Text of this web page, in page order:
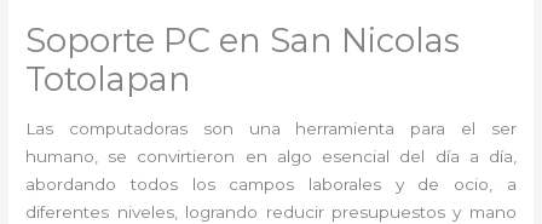
Soporte PC en San Nicolas
Totolapan
Las computadoras son una herramienta para el ser
humano, se convirtieron en algo esencial del día a día,
abordando todos los campos laborales y de ocio, a
diferentes niveles, logrando reducir presupuestos y mano